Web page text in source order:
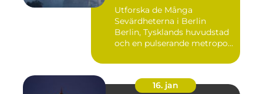
Utforska de Många
Sevärdheterna i Berlin
Berlin, Tysklands huvudstad
och en pulserande metropol,
16. jan